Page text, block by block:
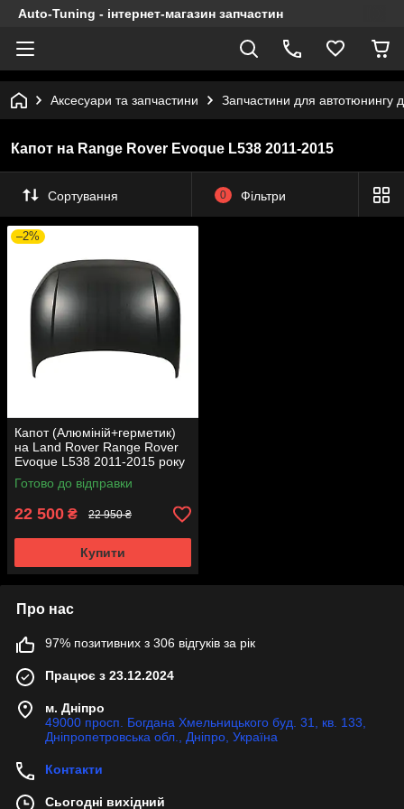
Auto-Tuning - інтернет-магазин запчастин
Аксесуари та запчастини Запчастини для автотюнингу
Капот на Range Rover Evoque L538 2011-2015
Сортування 0 Фільтри
–2%
Капот (Алюміній+герметик)
на Land Rover Range Rover
Evoque L538 2011-2015 року
Готово до відправки
22 500 ₴ 22 950 ₴
Купити
Про нас
97% позитивних з 306 відгуків за рік
Працює з 23.12.2024
м. Дніпро
49000 просп. Богдана Хмельницького буд. 31, кв. 133,
Дніпропетровська обл., Дніпро, Україна
Контакти
Сьогодні вихідний